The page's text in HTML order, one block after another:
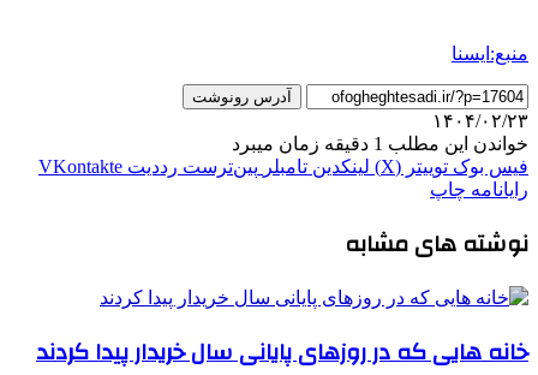
منبع:ایسنا
آدرس رونوشت
۱۴۰۴/۰۲/۲۳
خواندن این مطلب 1 دقیقه زمان میبرد
فیس بوک توییتر (X) لینکدین ‫تامبلر ‫پین‌ترست ‫رددیت ‫VKontakte
رایانامه چاپ
نوشته های مشابه
خانه هایی که در روزهای پایانی سال خریدار پیدا کردند